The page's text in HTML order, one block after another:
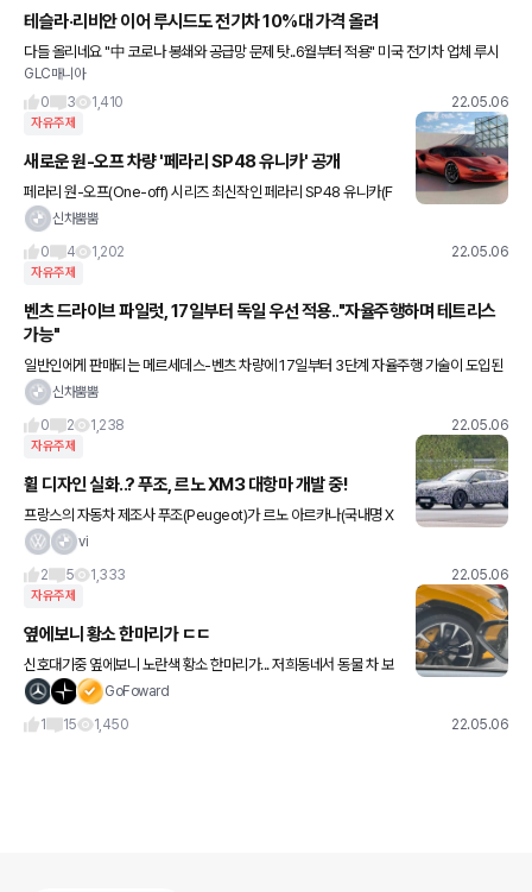
테슬라·리비안 이어 루시드도 전기차 10%대 가격 올려
다들 올리네요 "中 코로나 봉쇄와 공급망 문제 탓..6월부터 적용" 미국 전기차 업체 루시
드는 5일(현지시간) 원자재 가격 상승 등을 반영해 다음 달부터 전기차 가격을 11∼13%
인상한다고 발
GLC매니아
0
3 1,410 22.05.06
자유주제
새로운 원-오프 차량 '페라리 SP48 유니카' 공개
페라리 원-오프(One-off) 시리즈 최신작인 페라리 SP48 유니카(F
errari SP48 Unica)가 오늘 공개됐다. 페라리의 가장 특별하고 고
신차뿜뿜
0
4 1,202 22.05.06
자유주제
벤츠 드라이브 파일럿, 17일부터 독일 우선 적용.."자율주행하며 테트리스
가능"
일반인에게 판매되는 메르세데스-벤츠 차량에 17일부터 3단계 자율주행 기술이 도입된
다. 해당 기술은 독일에 우선 적용된다. 차량 안에서 테트리스 게임이나 인터넷 서핑 등이
신차뿜뿜
0
2 1,238 22.05.06
자유주제
휠 디자인 실화..? 푸조, 르노 XM3 대항마 개발 중!
프랑스의 자동차 제조사 푸조(Peugeot)가 르노 아르카나(국내명 X
M3)에 대항할 신형의 쿠페형 SUV를 개발하고 있는 것으로 보인다.
vi
2
5 1,333 22.05.06
자유주제
옆에보니 황소 한마리가 ㄷㄷ
신호대기중 옆에보니 노란색 황소 한마리가... 저희동네서 동물 차 보
기 힘든. 동네인데 ㄷㄷ하네유
GoFoward
1
15 1,450 22.05.06